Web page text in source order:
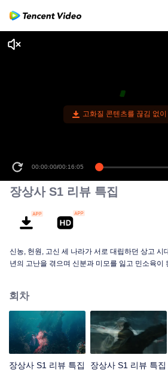
고화질 콘텐츠를 끊김 없
00:00:00/00:16:05
장상사 S1 리뷰 특집
신농, 헌원, 고신 세 나라가 서로 대립하던 상고 시
년의 고난을 겪으며 신분과 미모를 잃고 민소육이
은 우여곡절 끝에 마침내 서로를 알아보게 되고, 민
한다. 창현은 소요의 도움으로 천하 통일이라는 대
강호에 은거한다. 창현은 소요의 행복과 평안한 삶
모든 힘을 쏟는다.
회차
장상사 S1 리뷰 특집
장상사 S1 리뷰 특집